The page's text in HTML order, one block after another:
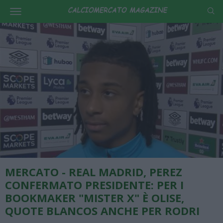
MERCATO - REAL MADRID, PEREZ
CONFERMATO PRESIDENTE: PER I
BOOKMAKER "MISTER X" È OLISE,
QUOTE BLANCOS ANCHE PER RODRI